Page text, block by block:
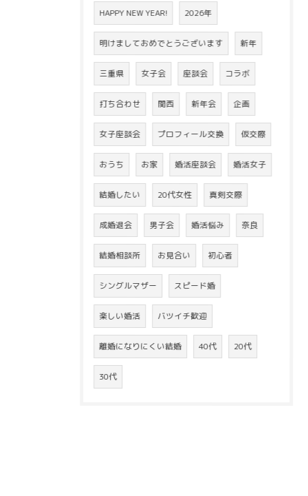
HAPPY NEW YEAR! 2026年
明けましておめでとうございます 新年
三重県 女子会 座談会 コラボ
打ち合わせ 関西 新年会 企画
女子座談会 プロフィール交換 仮交際
おうち お家 婚活座談会 婚活女子
結婚したい 20代女性 真剣交際
成婚退会 男子会 婚活悩み 奈良
結婚相談所 お見合い 初心者
シングルマザー スピード婚
楽しい婚活 バツイチ歓迎
離婚になりにくい結婚 40代 20代
30代